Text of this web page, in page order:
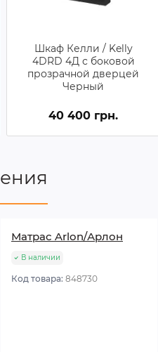
Шкаф Келли / Kelly
4DRD 4Д с боковой
прозрачной дверцей
Черный
40 400 грн.
Матрас Arlon/Арлон
В наличии
Код товара: 848730